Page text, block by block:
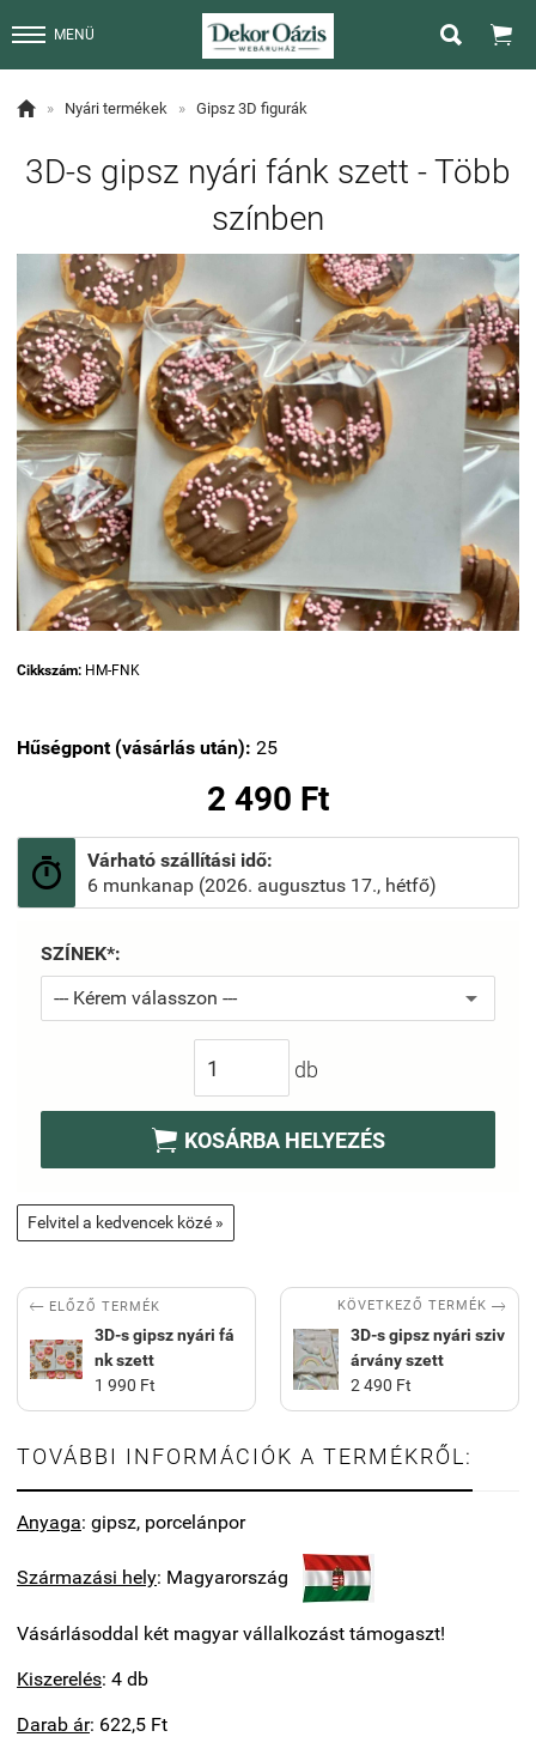
MENÜ  
 » Nyári termékek » Gipsz 3D figurák
3D-s gipsz nyári fánk szett - Több
színben
Cikkszám: HM-FNK
Hűségpont (vásárlás után): 25
2 490 Ft

Várható szállítási idő:
6 munkanap (2026. augusztus 17., hétfő)
SZÍNEK*:
db
 KOSÁRBA HELYEZÉS
Felvitel a kedvencek közé »
 ELŐZŐ TERMÉK
3D-s gipsz nyári fá
nk szett
1 990 Ft
KÖVETKEZŐ TERMÉK 
3D-s gipsz nyári sziv
árvány szett
2 490 Ft
TOVÁBBI INFORMÁCIÓK A TERMÉKRŐL:
Anyaga: gipsz, porcelánpor
Származási hely: Magyarország
Vásárlásoddal két magyar vállalkozást támogaszt!
Kiszerelés: 4 db
Darab ár: 622,5 Ft